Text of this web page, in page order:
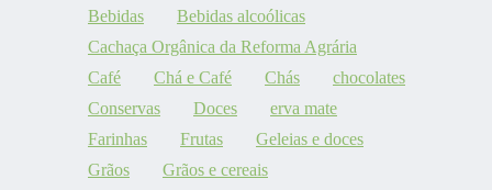
Bebidas
Bebidas alcoólicas
Cachaça Orgânica da Reforma Agrária
Café
Chá e Café Chás
chocolates
Conservas
Doces
erva mate
Farinhas
Frutas
Geleias e doces
Grãos
Grãos e cereais